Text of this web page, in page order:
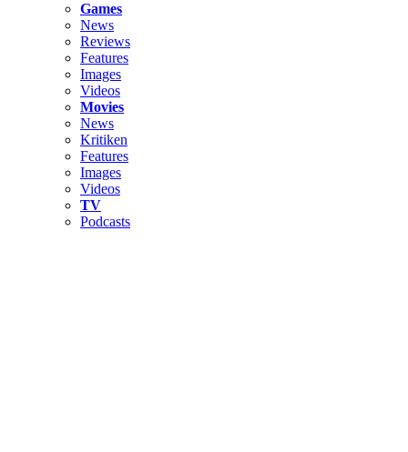
Games
News
Reviews
Features
Images
Videos
Movies
News
Kritiken
Features
Images
Videos
TV
Podcasts